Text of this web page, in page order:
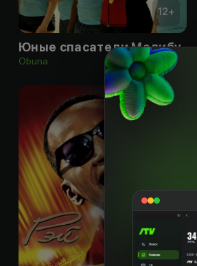
12+
Юные спасатели Малибу
Obuna